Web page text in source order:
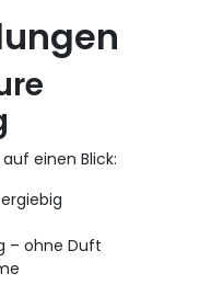
einen Blick:
– ohne Duft